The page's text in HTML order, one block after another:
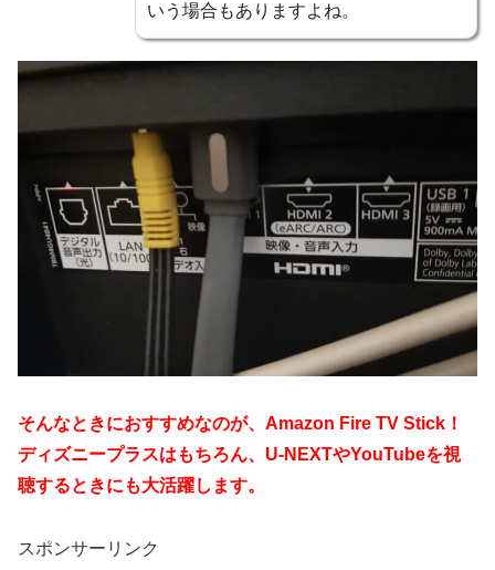
いう場合もありますよね。
そんなときにおすすめなのが、Amazon Fire TV Stick！
ディズニープラスはもちろん、U-NEXTやYouTubeを視
聴するときにも大活躍します。
スポンサーリンク